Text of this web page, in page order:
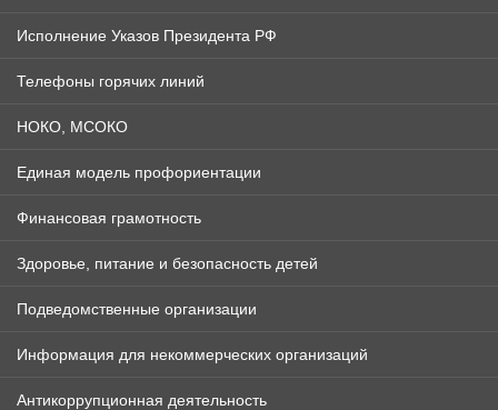
Исполнение Указов Президента РФ
Телефоны горячих линий
НОКО, МСОКО
Единая модель профориентации
Финансовая грамотность
Здоровье, питание и безопасность детей
Подведомственные организации
Информация для некоммерческих организаций
Антикоррупционная деятельность